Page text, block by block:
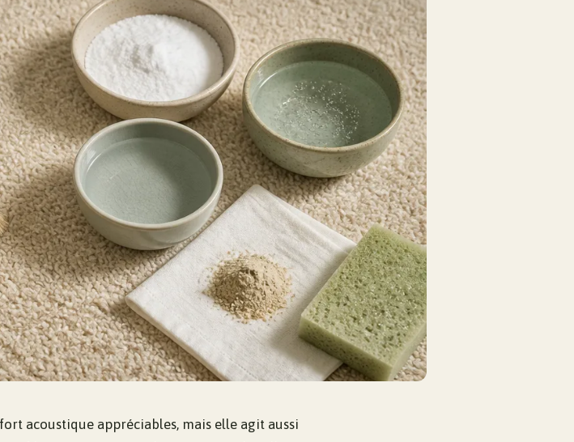
acoustique appréciables, mais elle agit aussi